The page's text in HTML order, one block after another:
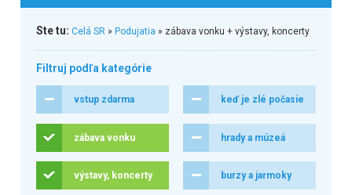
Ste tu: Celá SR» Podujatia » zábava vonku + výstavy, koncerty
Filtruj podľa kategórie
vstup zdarma keď je zlé počasie
zábava vonku hrady a múzeá
výstavy, koncerty burzy a jarmoky